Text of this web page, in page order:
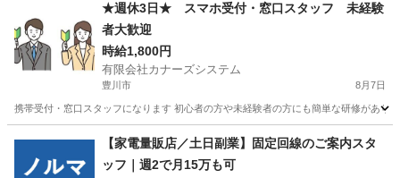
★週休3日★ スマホ受付・窓口スタッフ 未経験
者大歓迎
時給1,800円
有限会社カナーズシステム
豊川市 8月7日
携帯受付・窓口スタッフになります 初心者の方や未経験者の方にも簡単な研修があ
携帯ショップ スタッフ
【家電量販店／土日副業】固定回線のご案内スタ
ッフ｜週2で月15万も可